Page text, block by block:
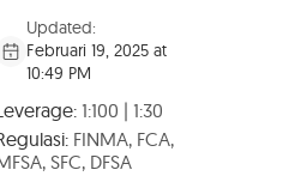
Updated:
Februari 19, 2025 at
10:49 PM
1:100 | 1:30
FINMA, FCA,
SFC, DFSA